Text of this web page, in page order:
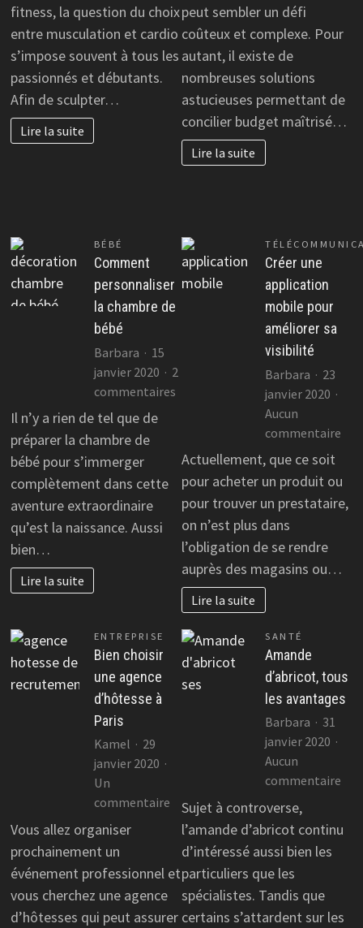
cardio
:
quel
entraînement
choisir
fitness, la question du choix
entre musculation et cardio
s’impose souvent à tous les
passionnés et débutants.
Afin de sculpter…
Lire la suite
de
peut sembler un défi
coûteux et complexe. Pour
autant, il existe de
nombreuses solutions
astucieuses permettant de
concilier budget maîtrisé…
Lire la suite
BÉBÉ
Comment
personnaliser
la chambre de
bébé
Barbara
15
janvier 2020
2
commentairessur
chambre
de
bébé
Il n’y a rien de tel que de
préparer la chambre de
bébé pour s’immerger
complètement dans cette
aventure extraordinaire
qu’est la naissance. Aussi
bien…
Lire la suite
Créer une
application
mobile pour
améliorer sa
visibilité
Barbara
23
janvier 2020
Aucun
commentaire
Actuellement, que ce soit
pour acheter un produit ou
pour trouver un prestataire,
on n’est plus dans
l’obligation de se rendre
auprès des magasins ou…
Lire la suite
ENTREPRISE
Bien choisir
une agence
d’hôtesse à
Paris
Kamel
29
janvier 2020
Un
commentairesur
Bien
une
agence
d’hôtesse
à
Vous allez organiser
prochainement un
événement professionnel et
vous cherchez une agence
d’hôtesses qui peut assurer
SANTÉ
Amande
d’abricot, tous
les avantages
Barbara
31
janvier 2020
Aucun
commentaire
Sujet à controverse,
l’amande d’abricot continu
d’intéressé aussi bien les
particuliers que les
spécialistes. Tandis que
certains s’attardent sur les